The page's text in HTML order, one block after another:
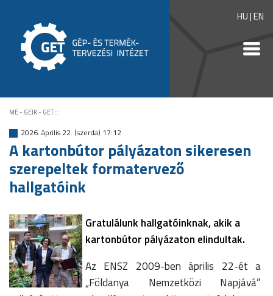
HU|EN
ME - GEIK - GET::
2026. április 22. (szerda) 17:12
A kartonbútor pályázaton sikeresen
szerepeltek formatervező
hallgatóink
Gratulálunk hallgatóinknak, akik a
kartonbútor pályázaton elindultak.
Az ENSZ 2009-ben április 22-ét a
„Földanya Nemzetközi Napjává”